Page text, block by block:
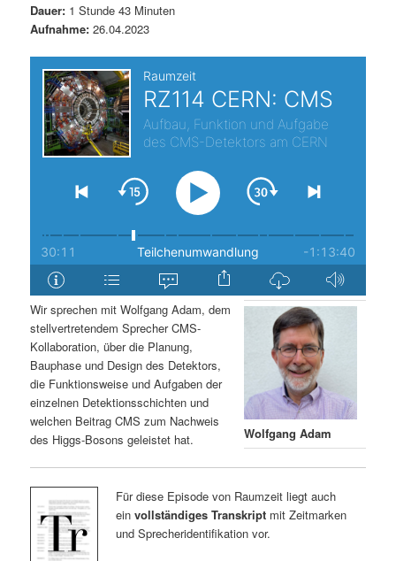
l
t
s
p
n
g
e
n
h
a
l
t
r
i
n
g
e
Dauer: 1 Stunde 43 Minuten
Aufnahme: 26.04.2023
Wolfgang Adam
Wir sprechen mit Wolfgang Adam, dem
stellvertretendem Sprecher CMS-
Kollaboration, über die Planung,
Bauphase und Design des Detektors,
die Funktionsweise und Aufgaben der
einzelnen Detektionsschichten und
welchen Beitrag CMS zum Nachweis
des Higgs-Bosons geleistet hat.
Für diese Episode von Raumzeit liegt auch
ein vollständiges Transkriptmit Zeitmarken
und Sprecheridentifikation vor.